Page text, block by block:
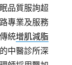
品質服詢超
專業及服務
統增肌減脂
中醫診所深